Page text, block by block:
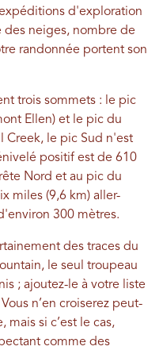
d'exploration
des neiges, nombre de
randonnée portent son
trois sommets : le pic
Ellen) et le pic du
Creek, le pic Sud n'est
positif est de 610
Nord et au pic du
miles (9,6 km) aller-
300 mètres.
des traces du
le seul troupeau
; ajoutez-le à votre liste
n’en croiserez peut-
mais si c’est le cas,
comme des